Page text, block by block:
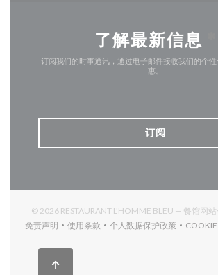
了解最新信息
订阅我们的时事通讯，通过电子邮件接收我们的个
惠。
订阅
© 2026 RESTAURANT L'HOMME BLEU — 餐馆网
免责声明
((在新窗口中打开))
使用条款
((在新窗口中打开))
个人数据保护政策
((在新窗口中打开))